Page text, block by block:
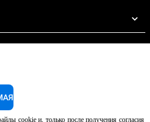
мойки
cookie и, только после получения согласия